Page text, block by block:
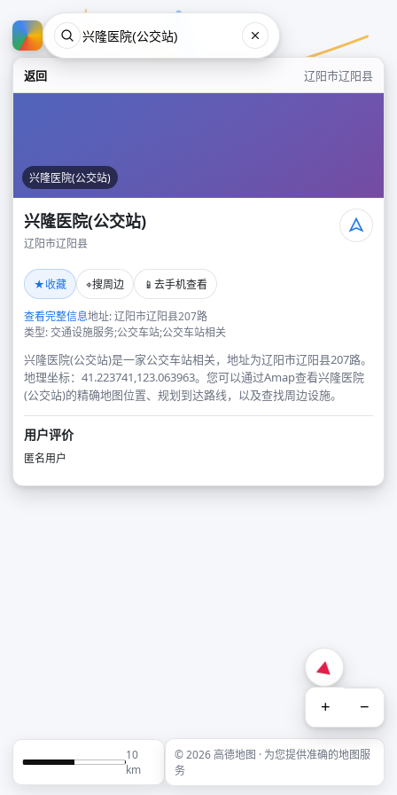
返回 辽阳市辽阳县
兴隆医院(公交站)
兴隆医院(公交站)
辽阳市辽阳县
★收藏 ⌖搜周边 📱 去手机查看
查看完整信息地址: 辽阳市辽阳县207路
类型: 交通设施服务;公交车站;公交车站相关
兴隆医院(公交站)是一家公交车站相关，地址为辽阳市辽阳县207路。
地理坐标：41.223741,123.063963。您可以通过Amap查看兴隆医院
(公交站)的精确地图位置、规划到达路线，以及查找周边设施。
用户评价
匿名用户
+ −
10
km
© 2026 高德地图 · 为您提供准确的地图服
务